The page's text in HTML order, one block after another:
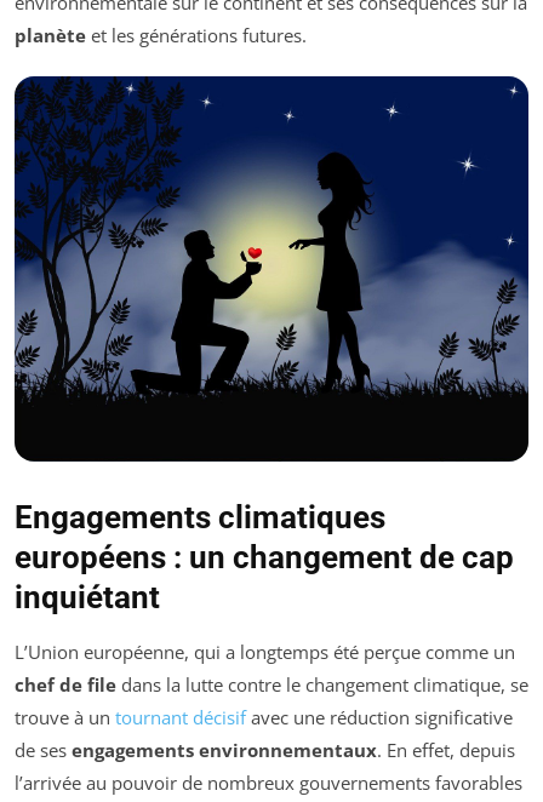
planète et les générations futures.
Engagements climatiques
européens : un changement de cap
inquiétant
L’Union européenne, qui a longtemps été perçue comme un
chef de file dans la lutte contre le changement climatique, se
trouve à un tournant décisifavec une réduction significative
de ses engagements environnementaux. En effet, depuis
l’arrivée au pouvoir de nombreux gouvernements favorables